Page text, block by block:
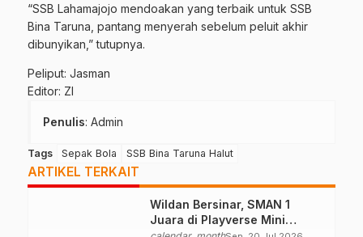
“SSB Lahamajojo mendoakan yang terbaik untuk SSB
Bina Taruna, pantang menyerah sebelum peluit akhir
dibunyikan,” tutupnya.
Peliput: Jasman
Editor: ZI
Penulis: Admin
Tags Sepak Bola SSB Bina Taruna Halut
ARTIKEL TERKAIT
Wildan Bersinar, SMAN 1
Juara di Playverse Mini